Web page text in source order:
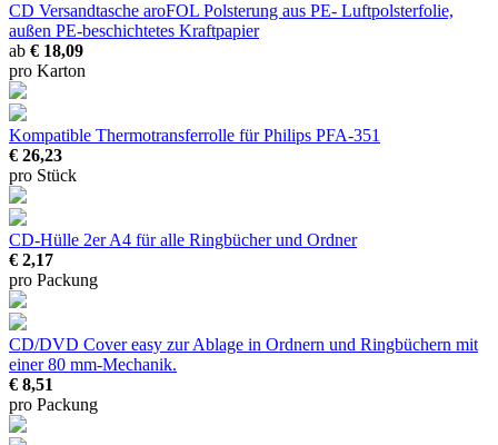
CD Versandtasche aroFOL Polsterung aus PE- Luftpolsterfolie,
außen PE-beschichtetes Kraftpapier
ab € 18,09
pro Karton
Kompatible Thermotransferrolle für Philips PFA-351
€ 26,23
pro Stück
CD-Hülle 2erA4 für alle Ringbücher und Ordner
€ 2,17
pro Packung
CD/DVD Cover easy zur Ablage in Ordnern und Ringbüchern mit
einer 80 mm-Mechanik.
€ 8,51
pro Packung